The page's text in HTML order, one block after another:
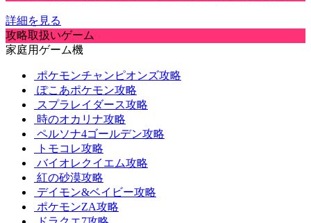
詳細を見る
攻略取扱いゲーム
家庭用ゲーム機
ポケモンチャンピオンズ攻略
ぽこあポケモン攻略
スプラレイダース攻略
時のオカリナ攻略
ペルソナ4ゴールデン攻略
トモコレ攻略
バイオレクイエム攻略
紅の砂漠攻略
デイモン&ベイビー攻略
ポケモンZA攻略